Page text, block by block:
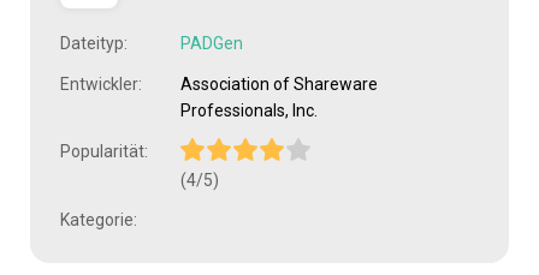
Dateityp: PADGen
Entwickler:
Association of Shareware
Professionals, Inc.
Popularität:
(4/5)
Kategorie: